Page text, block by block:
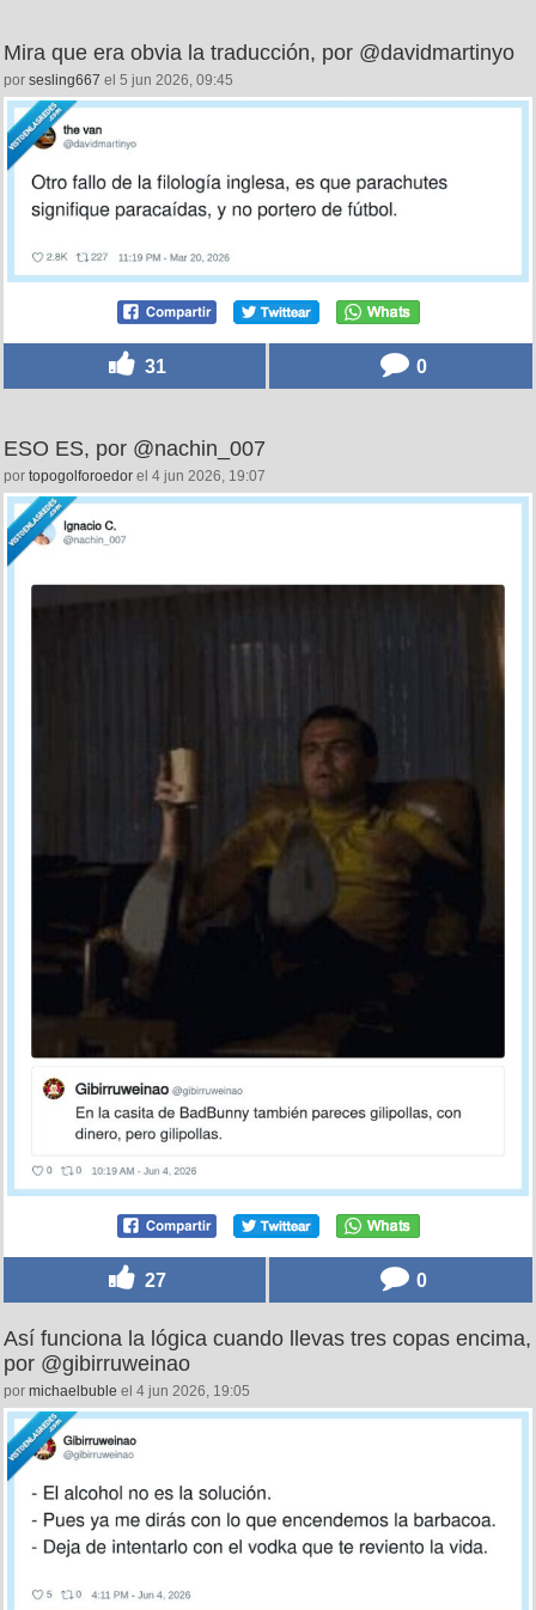
Mira que era obvia la traducción, por @davidmartinyo
por sesling667 el 5 jun 2026, 09:45
31 0
ESO ES, por @nachin_007
por topogolforoedor el 4 jun 2026, 19:07
27 0
Así funciona la lógica cuando llevas tres copas encima,
por @gibirruweinao
por michaelbuble el 4 jun 2026, 19:05